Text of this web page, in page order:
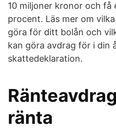
10 miljoner kronor och få
procent. Läs mer om
göra för ditt bolån och
kan göra avdrag för i din
skattedeklaration.
ränta